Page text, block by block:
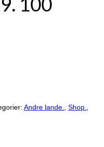
Andre lande. Shop.